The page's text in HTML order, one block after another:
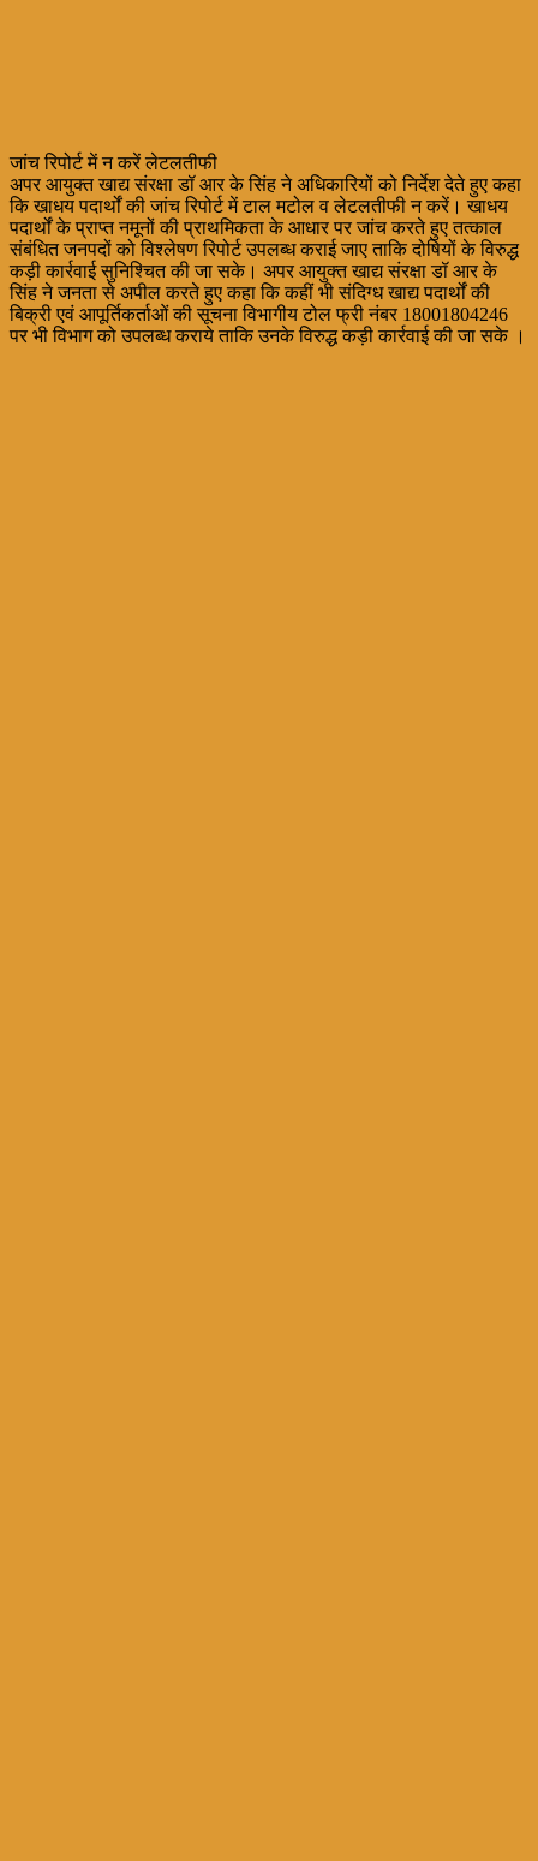
जांच रिपोर्ट में न करें लेटलतीफी
अपर आयुक्त खाद्य संरक्षा डॉ आर के सिंह ने अधिकारियों को निर्देश देते हुए कहा
कि खाधय पदार्थों की जांच रिपोर्ट में टाल मटोल व लेटलतीफी न करें। खाधय
पदार्थों के प्राप्त नमूनों की प्राथमिकता के आधार पर जांच करते हुए तत्काल
संबंधित जनपदों को विश्लेषण रिपोर्ट उपलब्ध कराई जाए ताकि दोषियों के विरुद्ध
कड़ी कार्रवाई सुनिश्चित की जा सके। अपर आयुक्त खाद्य संरक्षा डॉ आर के
सिंह ने जनता से अपील करते हुए कहा कि कहीं भी संदिग्ध खाद्य पदार्थों की
बिक्री एवं आपूर्तिकर्ताओं की सूचना विभागीय टोल फ्री नंबर 18001804246
पर भी विभाग को उपलब्ध कराये ताकि उनके विरुद्ध कड़ी कार्रवाई की जा सके ।